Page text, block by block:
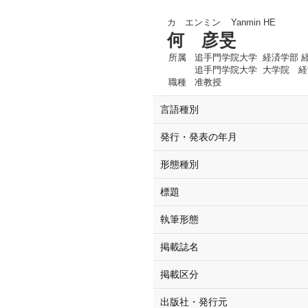
カ エンミン Yanmin HE
何 彦旻
所属
追手門学院大学 経済学部
追手門学院大学 大学院 経
職種
准教授
言語種別
発行・発表の年月
形態種別
標題
執筆形態
掲載誌名
掲載区分
出版社・発行元